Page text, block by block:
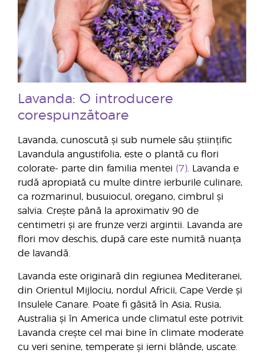
Lavanda: O introducere
corespunzătoare
Lavanda, cunoscută și sub numele său științific
Lavandula angustifolia, este o plantă cu flori
colorate- parte din familia mentei (7) . Lavanda e
rudă apropiată cu multe dintre ierburile culinare,
ca rozmarinul, busuiocul, oregano, cimbrul și
salvia. Crește până la aproximativ 90 de
centimetri și are frunze verzi argintii. Lavanda are
flori mov deschis, după care este numită nuanța
de lavandă.
Lavanda este originară din regiunea Mediteranei,
din Orientul Mijlociu, nordul Africii, Cape Verde și
Insulele Canare. Poate fi găsită în Asia, Rusia,
Australia și în America unde climatul este potrivit.
Lavanda crește cel mai bine în climate moderate
cu veri senine, temperate și ierni blânde, uscate.